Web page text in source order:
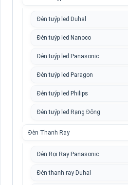
Đèn tuýp led Duhal
Đèn tuýp led Nanoco
Đèn tuýp led Panasonic
Đèn tuýp led Paragon
Đèn tuýp led Philips
Đèn tuýp led Rạng Đông
Đèn Thanh Ray
Đèn Rọi Ray Panasonic
Đèn thanh ray Duhal